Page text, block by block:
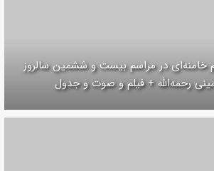
خامنه‌ای در مراسم بیست و ششمین سالروز
رحمه‌الله + فیلم و صوت و جدول